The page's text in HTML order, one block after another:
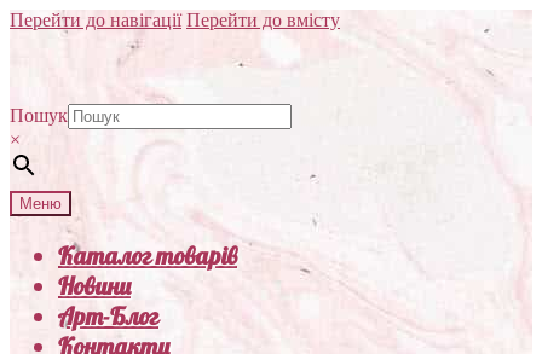
Перейти до навігації Перейти до вмісту
Пошук
×
Меню
Каталог товарів
Новини
Арт-Блог
Контакти